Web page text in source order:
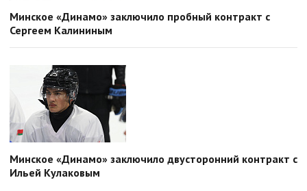
Минское «Динамо» заключило пробный контракт с
Сергеем Калининым
Минское «Динамо» заключило двусторонний контракт с
Ильей Кулаковым